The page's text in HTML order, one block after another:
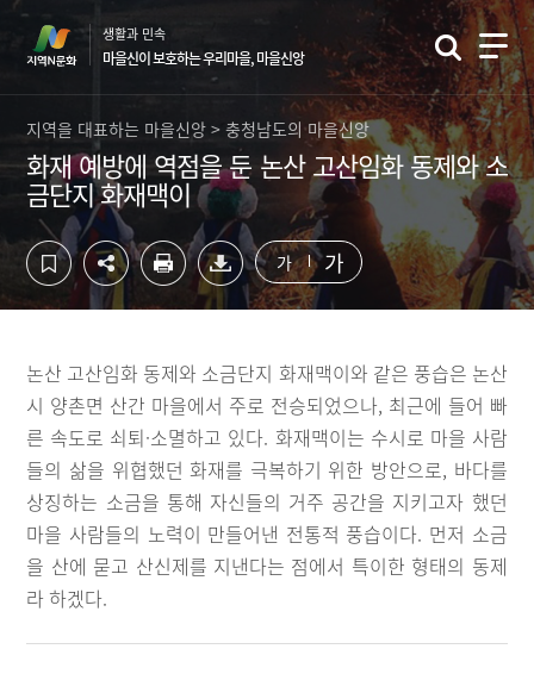
컨
영
바
기
하
역
로
생활과 민속
마을신이 보호하는 우리마을, 마을신앙
지역을 대표하는 마을신앙 > 충청남도의 마을신앙
화재 예방에 역점을 둔 논산 고산임화 동제와 소
금단지 화재맥이
가 가
논산 고산임화 동제와 소금단지 화재맥이와 같은 풍습은 논산
시 양촌면 산간 마을에서 주로 전승되었으나, 최근에 들어 빠
른 속도로 쇠퇴·소멸하고 있다. 화재맥이는 수시로 마을 사람
들의 삶을 위협했던 화재를 극복하기 위한 방안으로, 바다를
상징하는 소금을 통해 자신들의 거주 공간을 지키고자 했던
마을 사람들의 노력이 만들어낸 전통적 풍습이다. 먼저 소금
을 산에 묻고 산신제를 지낸다는 점에서 특이한 형태의 동제
라 하겠다.